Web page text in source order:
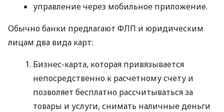
управление через мобильное приложение.
Обычно банки предлагают ФЛП и юридическим
лицам два вида карт:
Бизнес-карта, которая привязывается
непосредственно к расчетному счету и
позволяет бесплатно рассчитываться за
товары и услуги, снимать наличные деньги